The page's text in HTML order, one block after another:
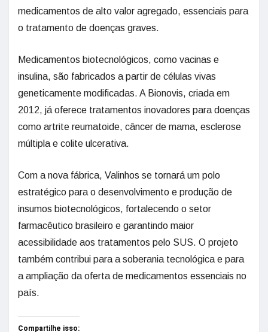
medicamentos de alto valor agregado, essenciais para
o tratamento de doenças graves.
Medicamentos biotecnológicos, como vacinas e
insulina, são fabricados a partir de células vivas
geneticamente modificadas. A Bionovis, criada em
2012, já oferece tratamentos inovadores para doenças
como artrite reumatoide, câncer de mama, esclerose
múltipla e colite ulcerativa.
Com a nova fábrica, Valinhos se tornará um polo
estratégico para o desenvolvimento e produção de
insumos biotecnológicos, fortalecendo o setor
farmacêutico brasileiro e garantindo maior
acessibilidade aos tratamentos pelo SUS. O projeto
também contribui para a soberania tecnológica e para
a ampliação da oferta de medicamentos essenciais no
país.
Compartilhe isso: